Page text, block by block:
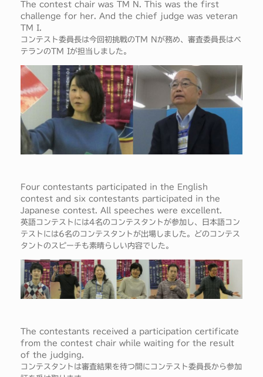
The contest chair was TM N. This was the first
challenge for her. And the chief judge was veteran
TM I.
コンテスト委員長は今回初挑戦のTM Nが務め、審査委員長はベ
テランのTM Iが担当しました。
Four contestants participated in the English
contest and six contestants participated in the
Japanese contest. All speeches were excellent.
英語コンテストには4名のコンテスタントが参加し、日本語コン
テストには6名のコンテスタントが出場しました。どのコンテス
タントのスピーチも素晴らしい内容でした。
The contestants received a participation certificate
from the contest chair while waiting for the result
of the judging.
コンテスタントは審査結果を待つ間にコンテスト委員長から参加